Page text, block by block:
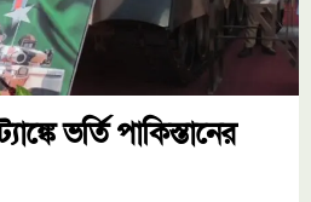
ভর্তি পাকিস্তানের